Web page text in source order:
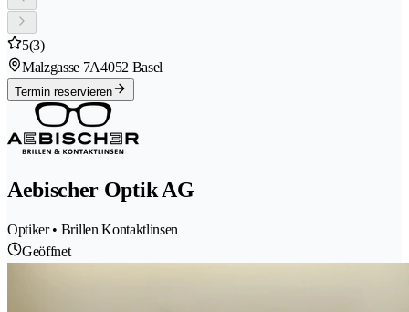
5(3)
Malzgasse 7A4052 Basel
Termin reservieren
Aebischer Optik AG
Optiker • Brillen Kontaktlinsen
Geöffnet